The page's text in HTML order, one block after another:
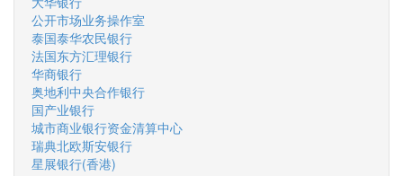
公开市场业务操作室
泰国泰华农民银行
法国东方汇理银行
华商银行
奥地利中央合作银行
国产业银行
城市商业银行资金清算中心
瑞典北欧斯安银行
星展银行(香港)